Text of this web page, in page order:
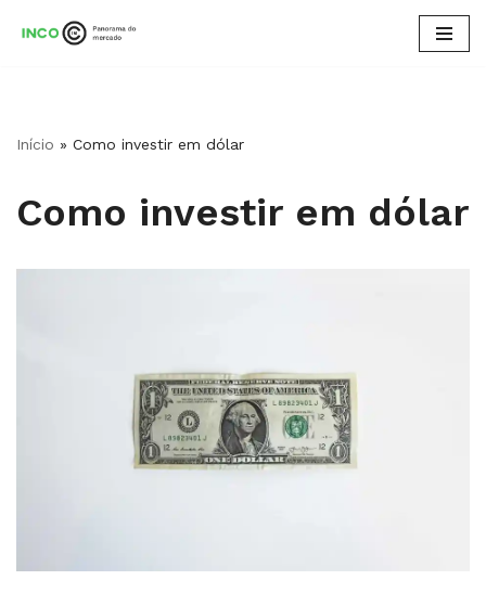
conteúdo
Início » Como investir em dólar​
Como investir em dólar​